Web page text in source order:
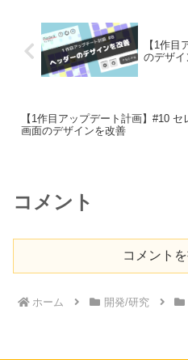
【1作目
のデザ
【1作目アップデート計画】#10 セ
画面のデザインを改善
コメント
コメント
ホーム 開発/研究